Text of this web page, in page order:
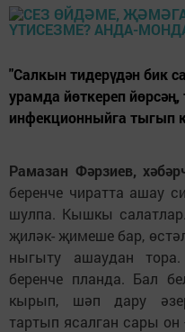
"Салкын тидерүдән бик
урамда йөткереп йөрсәң,
инфекционныйга тыгып
Рамазан Фәрзиев,
беренче чиратта ашау
шулпа. Кышкы
җиләк- җимеше бар,
ныгыту ашаудан
беренче планда. Бал
кырып, шәп дару
тартып ясалган сары